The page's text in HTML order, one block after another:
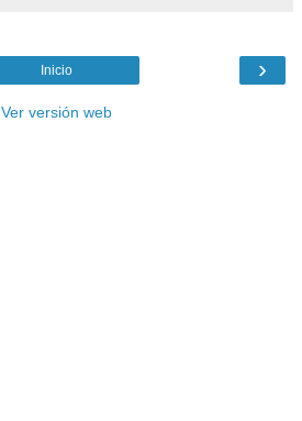
›
Inicio
Ver versión web